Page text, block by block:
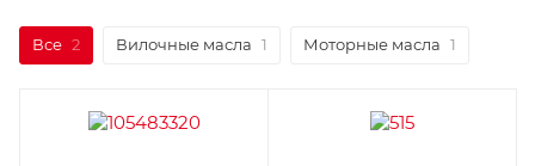
Все 2 Вилочные масла 1 Моторные масла 1